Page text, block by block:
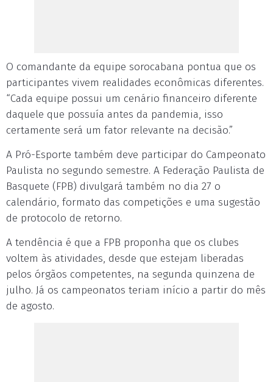
O comandante da equipe sorocabana pontua que os
participantes vivem realidades econômicas diferentes.
“Cada equipe possui um cenário financeiro diferente
daquele que possuía antes da pandemia, isso
certamente será um fator relevante na decisão.”
A Pró-Esporte também deve participar do Campeonato
Paulista no segundo semestre. A Federação Paulista de
Basquete (FPB) divulgará também no dia 27 o
calendário, formato das competições e uma sugestão
de protocolo de retorno.
A tendência é que a FPB proponha que os clubes
voltem às atividades, desde que estejam liberadas
pelos órgãos competentes, na segunda quinzena de
julho. Já os campeonatos teriam início a partir do mês
de agosto.